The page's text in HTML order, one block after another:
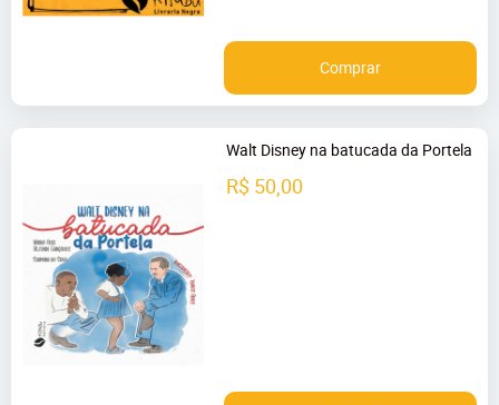
Comprar
Walt Disney na batucada da Portela
R$ 50,00